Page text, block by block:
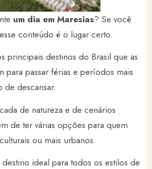
um dia em Maresias? Se você
conteúdo é o lugar certo.
principais destinos do Brasil que as
para passar férias e períodos mais
descansar.
de natureza e de cenários
de ter várias opções para quem
ou mais urbanos.
ideal para todos os estilos de